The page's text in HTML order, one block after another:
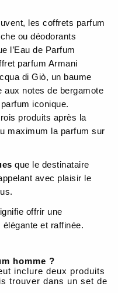
les coffrets parfum
ou déodorants
l’Eau de Parfum
parfum Armani
di Giò, un baume
aux notes de bergamote
iconique.
produits après la
maximum la parfum sur
que le destinataire
avec plaisir le
offrir une
et raffinée.
homme ?
inclure deux produits
trouver dans un set de